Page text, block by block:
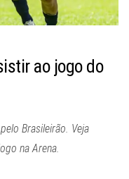
ao jogo do
Brasileirão. Veja
na Arena.